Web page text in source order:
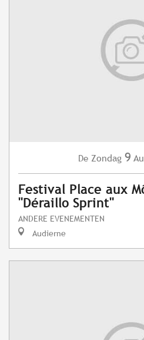
De Zondag 9
Festival Place aux
"Déraillo Sprint"
ANDERE EVENEMENTEN
Audierne